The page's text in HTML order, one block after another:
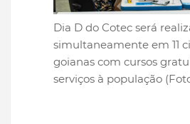
Dia D do Cotec será
simultaneamente em 11
goianas com cursos
serviços à população